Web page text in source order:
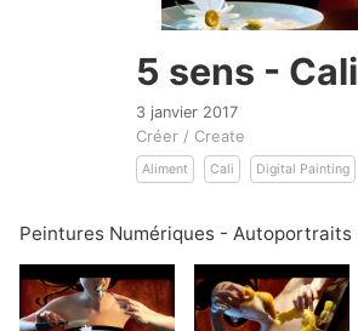
5 sens - Cali
3 janvier 2017
Créer / Create
Aliment Cali Digital Painting
Peintures Numériques - Autoportraits